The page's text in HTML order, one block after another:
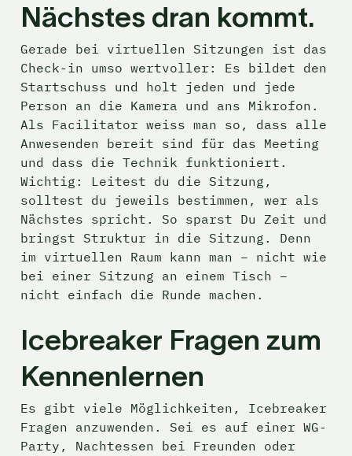
Nächstes dran kommt.
Gerade bei virtuellen Sitzungen ist das
Check-in umso wertvoller: Es bildet den
Startschuss und holt jeden und jede
Person an die Kamera und ans Mikrofon.
Als Facilitator weiss man so, dass alle
Anwesenden bereit sind für das Meeting
und dass die Technik funktioniert.
Wichtig: Leitest du die Sitzung,
solltest du jeweils bestimmen, wer als
Nächstes spricht. So sparst Du Zeit und
bringst Struktur in die Sitzung. Denn
im virtuellen Raum kann man – nicht wie
bei einer Sitzung an einem Tisch –
nicht einfach die Runde machen.
Icebreaker Fragen zum
Kennenlernen
Es gibt viele Möglichkeiten, Icebreaker
Fragen anzuwenden. Sei es auf einer WG-
Party, Nachtessen bei Freunden oder